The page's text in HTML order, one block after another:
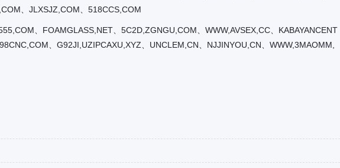
、JLXSJZ,COM、518CCS,COM
、FOAMGLASS,NET、5C2D,ZGNGU,COM、WWW,AVSEX,CC、KABAYANCENT
、G92JI,UZIPCAXU,XYZ、UNCLEM,CN、NJJINYOU,CN、WWW,3MAOMM,